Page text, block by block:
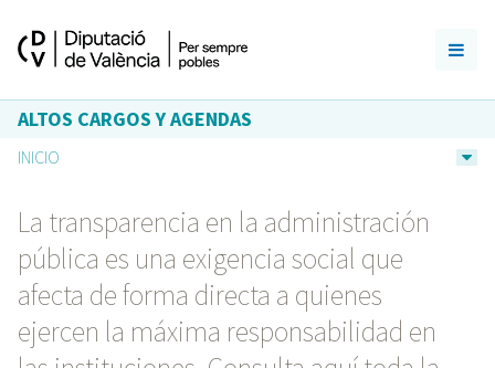
ALTOS CARGOS Y AGENDAS
INICIO
La transparencia en la administración
pública es una exigencia social que
afecta de forma directa a quienes
ejercen la máxima responsabilidad en